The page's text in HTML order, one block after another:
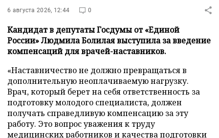
6 августа 2026, 12:44 0
Кандидат в депутаты Госдумы от «Единой
России» Людмила Болилая выступила за введение
компенсаций для врачей-наставников.
«Наставничество не должно превращаться в
дополнительную неоплачиваемую нагрузку.
Врач, который берет на себя ответственность за
подготовку молодого специалиста, должен
получать справедливую компенсацию за эту
работу. Это вопрос уважения к труду
медицинских работников и качества подготовки